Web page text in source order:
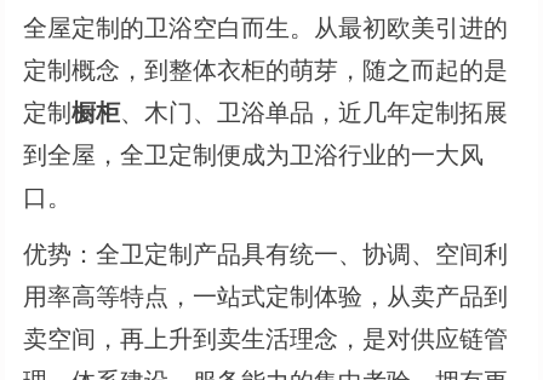
全屋定制的卫浴空白而生。从最初欧美引进的
定制概念，到整体衣柜的萌芽，随之而起的是
定制橱柜、木门、卫浴单品，近几年定制拓展
到全屋，全卫定制便成为卫浴行业的一大风
口。
优势：全卫定制产品具有统一、协调、空间利
用率高等特点，一站式定制体验，从卖产品到
卖空间，再上升到卖生活理念，是对供应链管